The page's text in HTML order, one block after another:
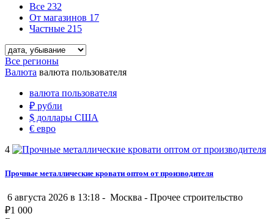
Все 232
От магазинов 17
Частные 215
Все регионы
Валюта валюта пользователя
валюта пользователя
₽ рубли
$ доллары США
€ евро
4
Прочные металлические кровати оптом от производителя
6 августа 2026 в 13:18 - Москва - Прочее строительство
₽1 000